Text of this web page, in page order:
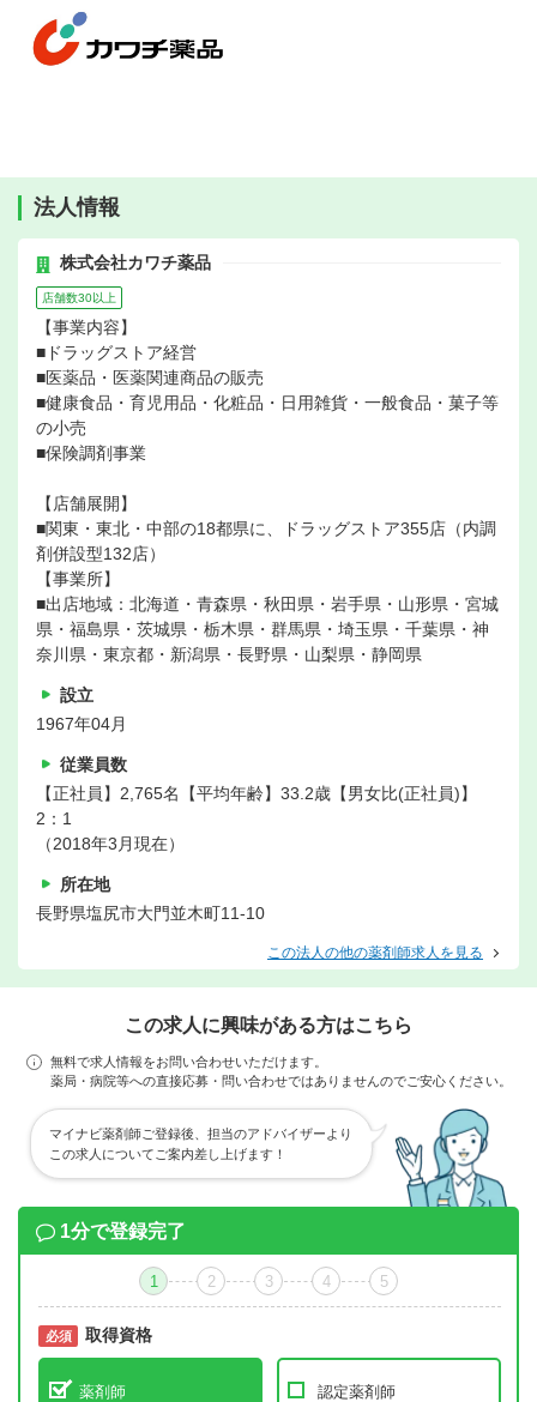
法人情報
株式会社カワチ薬品
店舗数30以上
【事業内容】
■ドラッグストア経営
■医薬品・医薬関連商品の販売
■健康食品・育児用品・化粧品・日用雑貨・一般食品・菓子等
の小売
■保険調剤事業
【店舗展開】
■関東・東北・中部の18都県に、ドラッグストア355店（内調
剤併設型132店）
【事業所】
■出店地域：北海道・青森県・秋田県・岩手県・山形県・宮城
県・福島県・茨城県・栃木県・群馬県・埼玉県・千葉県・神
奈川県・東京都・新潟県・長野県・山梨県・静岡県
設立
1967年04月
従業員数
【正社員】2,765名【平均年齢】33.2歳【男女比(正社員)】
2：1
（2018年3月現在）
所在地
長野県塩尻市大門並木町11-10
この法人の他の薬剤師求人を見る
この求人に興味がある方はこちら
無料で求人情報をお問い合わせいただけます。
薬局・病院等への直接応募・問い合わせではありませんのでご安心ください。
マイナビ薬剤師ご登録後、担当のアドバイザーより
この求人についてご案内差し上げます！
1分で登録完了
1 2 3 4 5
必須 取得資格
薬剤師 認定薬剤師